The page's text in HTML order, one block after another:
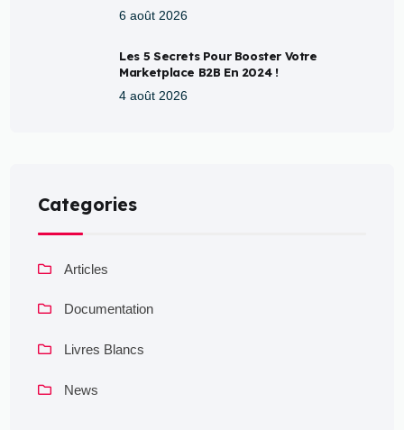
6 août 2026
Les 5 Secrets Pour Booster Votre
Marketplace B2B En 2024 !
4 août 2026
Categories
Articles
Documentation
Livres Blancs
News